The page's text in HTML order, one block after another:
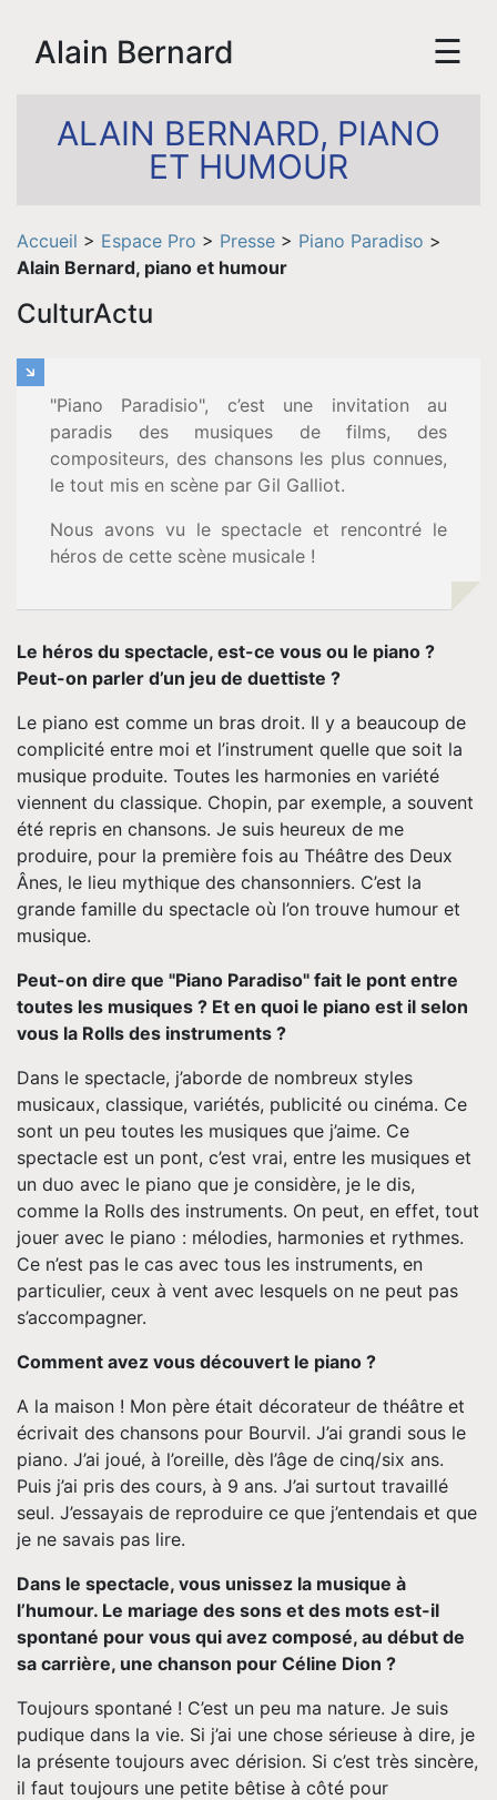
Accueil
Biographie
Vidéos
Tournée
Espace
Pro
Musique
Contact
Alain Bernard ☰
ALAIN BERNARD, PIANO
ET HUMOUR
Accueil > Espace Pro > Presse > Piano Paradiso >
Alain Bernard, piano et humour
CulturActu
"Piano Paradisio", c’est une invitation au
paradis des musiques de films, des
compositeurs, des chansons les plus connues,
le tout mis en scène par Gil Galliot.
Nous avons vu le spectacle et rencontré le
héros de cette scène musicale !
Le héros du spectacle, est-ce vous ou le piano ?
Peut-on parler d’un jeu de duettiste ?
Le piano est comme un bras droit. Il y a beaucoup de
complicité entre moi et l’instrument quelle que soit la
musique produite. Toutes les harmonies en variété
viennent du classique. Chopin, par exemple, a souvent
été repris en chansons. Je suis heureux de me
produire, pour la première fois au Théâtre des Deux
Ânes, le lieu mythique des chansonniers. C’est la
grande famille du spectacle où l’on trouve humour et
musique.
Peut-on dire que "Piano Paradiso" fait le pont entre
toutes les musiques ? Et en quoi le piano est il selon
vous la Rolls des instruments ?
Dans le spectacle, j’aborde de nombreux styles
musicaux, classique, variétés, publicité ou cinéma. Ce
sont un peu toutes les musiques que j’aime. Ce
spectacle est un pont, c’est vrai, entre les musiques et
un duo avec le piano que je considère, je le dis,
comme la Rolls des instruments. On peut, en effet, tout
jouer avec le piano : mélodies, harmonies et rythmes.
Ce n’est pas le cas avec tous les instruments, en
particulier, ceux à vent avec lesquels on ne peut pas
s’accompagner.
Comment avez vous découvert le piano ?
A la maison ! Mon père était décorateur de théâtre et
écrivait des chansons pour Bourvil. J’ai grandi sous le
piano. J’ai joué, à l’oreille, dès l’âge de cinq/six ans.
Puis j’ai pris des cours, à 9 ans. J’ai surtout travaillé
seul. J’essayais de reproduire ce que j’entendais et que
je ne savais pas lire.
Dans le spectacle, vous unissez la musique à
l’humour. Le mariage des sons et des mots est-il
spontané pour vous qui avez composé, au début de
sa carrière, une chanson pour Céline Dion ?
Toujours spontané ! C’est un peu ma nature. Je suis
pudique dans la vie. Si j’ai une chose sérieuse à dire, je
la présente toujours avec dérision. Si c’est très sincère,
il faut toujours une petite bêtise à côté pour